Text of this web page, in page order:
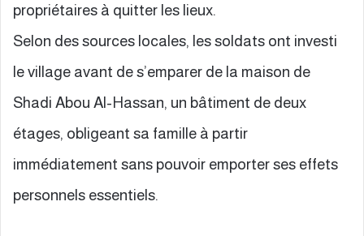
propriétaires à quitter les lieux.
Selon des sources locales, les soldats ont investi
le village avant de s’emparer de la maison de
Shadi Abou Al-Hassan, un bâtiment de deux
étages, obligeant sa famille à partir
immédiatement sans pouvoir emporter ses effets
personnels essentiels.